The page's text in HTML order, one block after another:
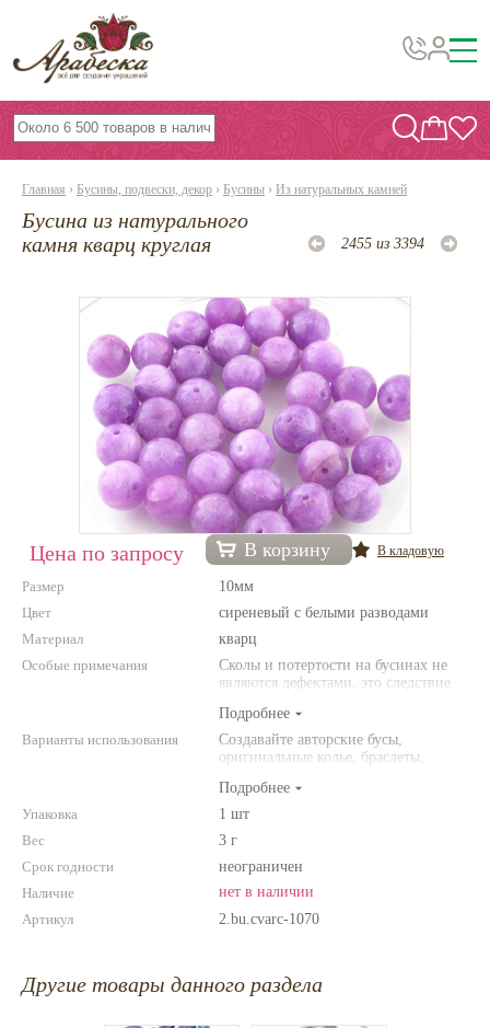
Бусины, подвески, декор
Бисер
Фурнитура
Инструменты и материалы
Эпоксидная смола
Шнуры, ленты, нитки
По темам и сезонам
Бисер TOHO
Нетемнеющая фурнитура
Всё для вышивки
Натуральные камни
Каталог
Главная › Бусины, подвески, декор › Бусины › Из натуральных камней
Бусина из натурального
камня кварц круглая
2455 из 3394
Цена по запросу В корзину В кладовую
Размер
10мм
Цвет
сиреневый с белыми разводами
Материал
кварц
Особые примечания
Сколы и потертости на бусинах не
являются дефектами, это следствие
природного камня. Цвет и размер
товара может отличаться от
представленных на фото.
Подробнее
Варианты использования
Создавайте авторские бусы,
оригинальные колье, браслеты,
Комбинируйте различные цвета и
размеры. Фантазируйте!
Подробнее
Упаковка
1 шт
Вес
3 г
Срок годности
неограничен
Наличие
нет в наличии
Артикул
2.bu.cvarc-1070
Другие товары данного раздела